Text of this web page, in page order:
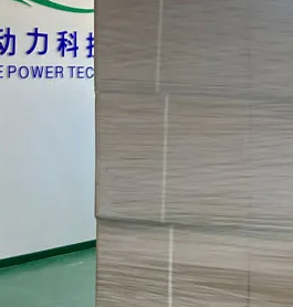
E-Bike Motor
12 Zoll 250W 350W
Getriebe BLDC